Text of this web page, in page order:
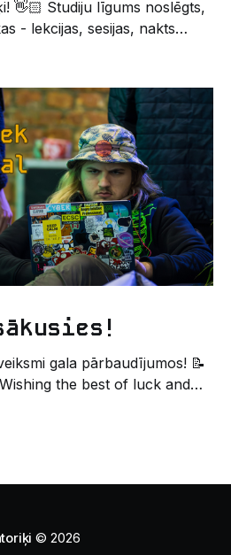
noslēgts,
- lekcijas, sesijas, nakts
veids, kā iepazīt savu jauno
vidē, par došanos uz
draugus, ieskatu studenta
gala pārbaudījumos! 📝
the best of luck and
virziens
© 2026